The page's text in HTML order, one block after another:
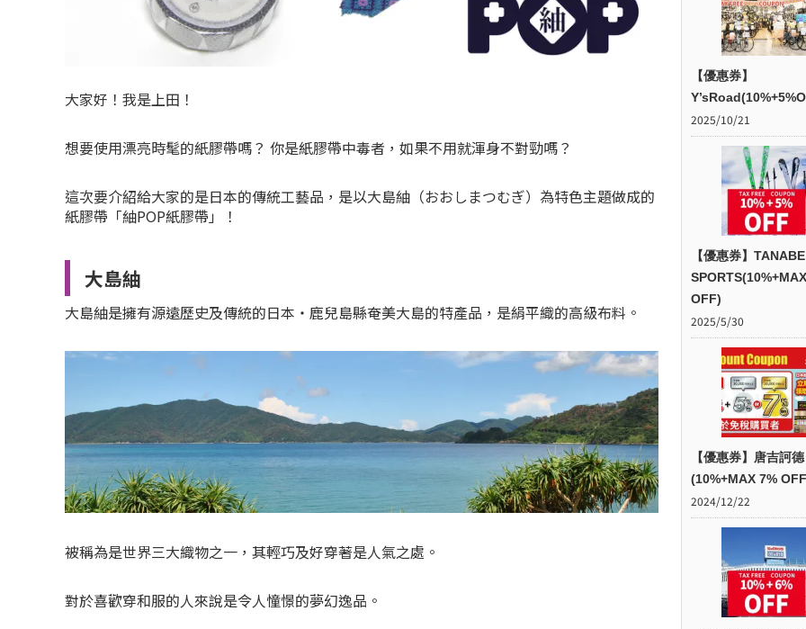
大家好！我是上田！
想要使用漂亮時髦的紙膠帶嗎？ 你是紙膠帶中毒者，如果不用就渾身不對勁嗎？
這次要介紹給大家的是日本的傳統工藝品，是以大島紬（おおしまつむぎ）為特色主題做成的
紙膠帶「紬POP紙膠帶」！
大島紬
大島紬是擁有源遠歷史及傳統的日本・鹿兒島縣奄美大島的特產品，是絹平織的高級布料。
被稱為是世界三大織物之一，其輕巧及好穿著是人氣之處。
對於喜歡穿和服的人來說是令人憧憬的夢幻逸品。
【優惠券】
2025/10/21
【優惠券】TANABE
OFF)
2025/5/30
【優惠券】唐吉訶德
(10%+MAX 7%
2024/12/22